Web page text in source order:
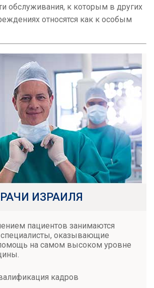
обслуживания, к которым в других
относятся как к особым
ИЗРАИЛЯ
пациентов занимаются
специалисты, оказывающие
на самом высоком уровне
кадров